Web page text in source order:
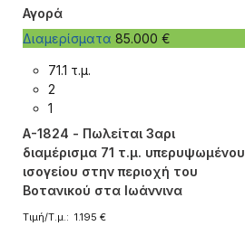
Αγορά
Διαμερίσματα 85.000 €
71.1 τ.μ.
2
1
A-1824 - Πωλείται 3αρι
διαμέρισμα 71 τ.μ. υπερυψωμένου
ισογείου στην περιοχή του
Βοτανικού στα Ιωάννινα
Τιμή/Τ.μ.: 1.195 €